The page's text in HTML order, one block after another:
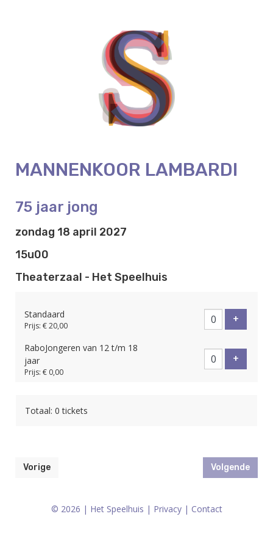
MANNENKOOR LAMBARDI
75 jaar jong
zondag 18 april 2027
15u00
Theaterzaal - Het Speelhuis
Standaard
Prijs: € 20,00
+
RaboJongeren van 12 t/m 18
jaar
Prijs: € 0,00
+
Totaal: 0 tickets
Vorige Volgende
© 2026 | Het Speelhuis | Privacy| Contact